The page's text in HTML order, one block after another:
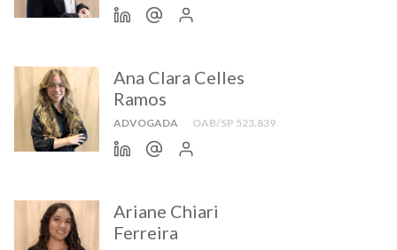
Ana Clara Celles
Ramos
ADVOGADA OAB/SP 523.839
Ariane Chiari
Ferreira